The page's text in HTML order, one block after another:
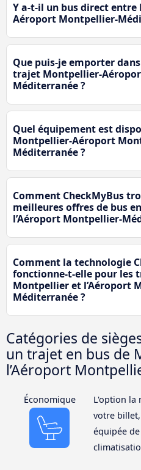
Y a-t-il un bus direct
Aéroport Montpellier-
Que puis-je emporter
trajet Montpellier-
Méditerranée ?
Quel équipement est
Montpellier-Aéroport
Méditerranée ?
Comment CheckMyBus
meilleures offres de bus
l’Aéroport Montpellier-
Comment la technologie
fonctionne-t-elle pour les
Montpellier et l’Aéroport
Méditerranée ?
Catégories de
un trajet en bus de
l’Aéroport
Économique
L'option la
votre
équipée